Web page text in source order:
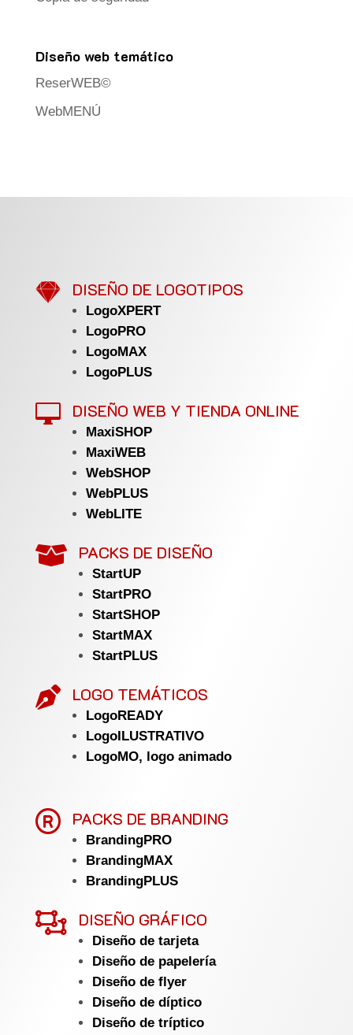
Diseño web temático
ReserWEB©
WebMENÚ
 DISEÑO DE LOGOTIPOS
LogoXPERT
LogoPRO
LogoMAX
LogoPLUS
 DISEÑO WEB Y TIENDA ONLINE
MaxiSHOP
MaxiWEB
WebSHOP
WebPLUS
WebLITE
 PACKS DE DISEÑO
StartUP
StartPRO
StartSHOP
StartMAX
StartPLUS
 LOGO TEMÁTICOS
LogoREADY
LogoILUSTRATIVO
LogoMO, logo animado
 PACKS DE BRANDING
BrandingPRO
BrandingMAX
BrandingPLUS
 DISEÑO GRÁFICO
Diseño de tarjeta
Diseño de papelería
Diseño de flyer
Diseño de díptico
Diseño de tríptico